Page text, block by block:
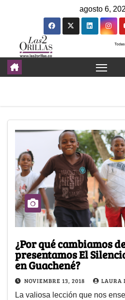
agosto 6,
¿Por qué cambiamos
presentamos El
en Guachené?
NOVIEMBRE 13, 2018 LAURA
La valiosa lección que nos